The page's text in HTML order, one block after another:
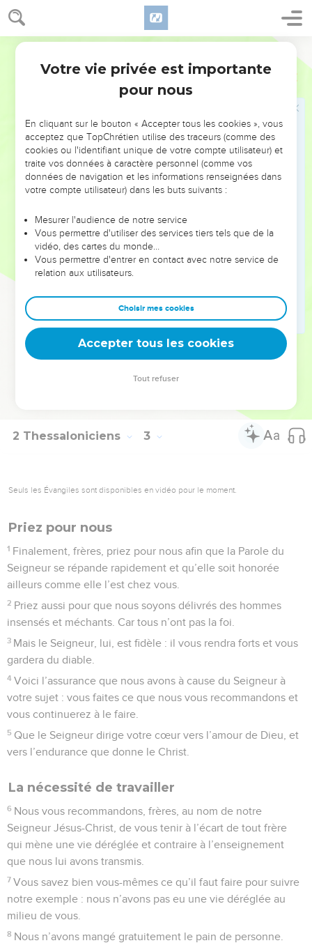
2 Thessaloniciens 2
Vous avez été choisis pour être sauvés
Mais nous, nous devons sans cesse remercier Dieu à votre
sujet, frères, vous que le Seigneur aime. En effet, Dieu vous
a choisis pour que vous soyez les premiers à être sauvés par
l’action de l’Esprit qui vous a purifiés et par le moyen de
C’est à cela que Dieu vous a appelés par la Bonne
Nouvelle que nous vous avons annoncée, Dieu vous a
appelés, pour que vous possédiez la gloire de notre
Seigneur Jésus-Christ.
enseignements que nous vous avons transmis, soit de vive
voix, soit par nos lettres.
Notre Seigneur Jésus-Christ lui-même, et Dieu, notre Père,
nous ont témoigné tant d’amour, et, par grâce, nous ont
espérance.
Qu’ils vous remplissent de courage et vous accordent la
force de pratiquer toujours le bien, en actes et en paroles.
La Bible Du Semeur Copyright © 1992, 1999 by Biblica, Inc.® Used by permission.
2 Thessaloniciens 3
Seuls les Évangiles sont disponibles en vidéo pour le moment.
Priez pour nous
1 Finalement, frères, priez pour nous afin que la Parole du
Seigneur se répande rapidement et qu’elle soit honorée
ailleurs comme elle l’est chez vous.
2 Priez aussi pour que nous soyons délivrés des hommes
insensés et méchants. Car tous n’ont pas la foi.
3 Mais le Seigneur, lui, est fidèle : il vous rendra forts et vous
gardera du diable.
4 Voici l’assurance que nous avons à cause du Seigneur à
votre sujet : vous faites ce que nous vous recommandons et
vous continuerez à le faire.
5 Que le Seigneur dirige votre cœur vers l’amour de Dieu, et
vers l’endurance que donne le Christ.
La nécessité de travailler
6 Nous vous recommandons, frères, au nom de notre
Seigneur Jésus-Christ, de vous tenir à l’écart de tout frère
qui mène une vie déréglée et contraire à l’enseignement
que nous lui avons transmis.
7 Vous savez bien vous-mêmes ce qu’il faut faire pour suivre
notre exemple : nous n’avons pas eu une vie déréglée au
milieu de vous.
8 Nous n’avons mangé gratuitement le pain de personne.
Votre vie privée est importante
pour nous
En cliquant sur le bouton « Accepter tous les cookies », vous
acceptez que TopChrétien utilise des traceurs (comme des
cookies ou l'identifiant unique de votre compte utilisateur) et
traite vos données à caractère personnel (comme vos
données de navigation et les informations renseignées dans
votre compte utilisateur) dans les buts suivants :
Mesurer l'audience de notre service
Vous permettre d'utiliser des services tiers tels que de la
vidéo, des cartes du monde…
Vous permettre d'entrer en contact avec notre service de
relation aux utilisateurs.
Choisir mes cookies
Accepter tous les cookies
Tout refuser